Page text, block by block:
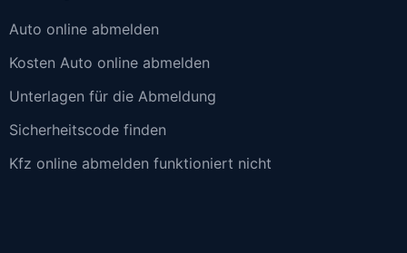
Auto online abmelden
Kosten Auto online abmelden
Unterlagen für die Abmeldung
Sicherheitscode finden
Kfz online abmelden funktioniert nicht